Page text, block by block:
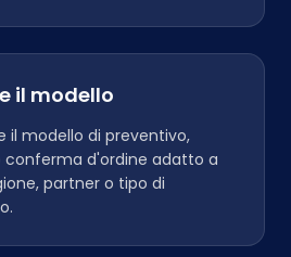
il modello
il modello di preventivo,
conferma d'ordine adatto a
partner o tipo di